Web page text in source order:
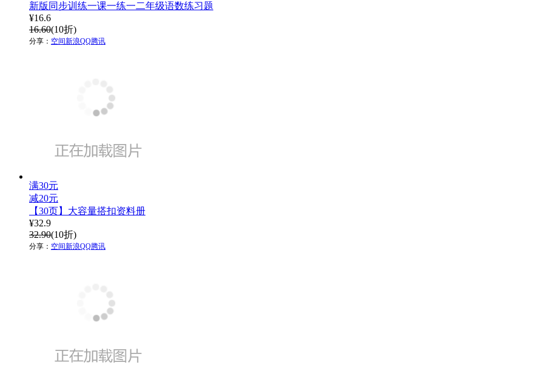
新版同步训练一课一练一二年级语数练习题
¥16.6
16.60(10折)
分享： 空间新浪QQ腾讯
满30元
减20元
【30页】大容量搭扣资料册
¥32.9
32.90(10折)
分享： 空间新浪QQ腾讯